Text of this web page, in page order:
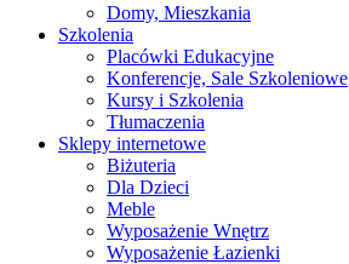
Domy, Mieszkania
Szkolenia
Placówki Edukacyjne
Konferencje, Sale Szkoleniowe
Kursy i Szkolenia
Tłumaczenia
Sklepy internetowe
Biżuteria
Dla Dzieci
Meble
Wyposażenie Wnętrz
Wyposażenie Łazienki